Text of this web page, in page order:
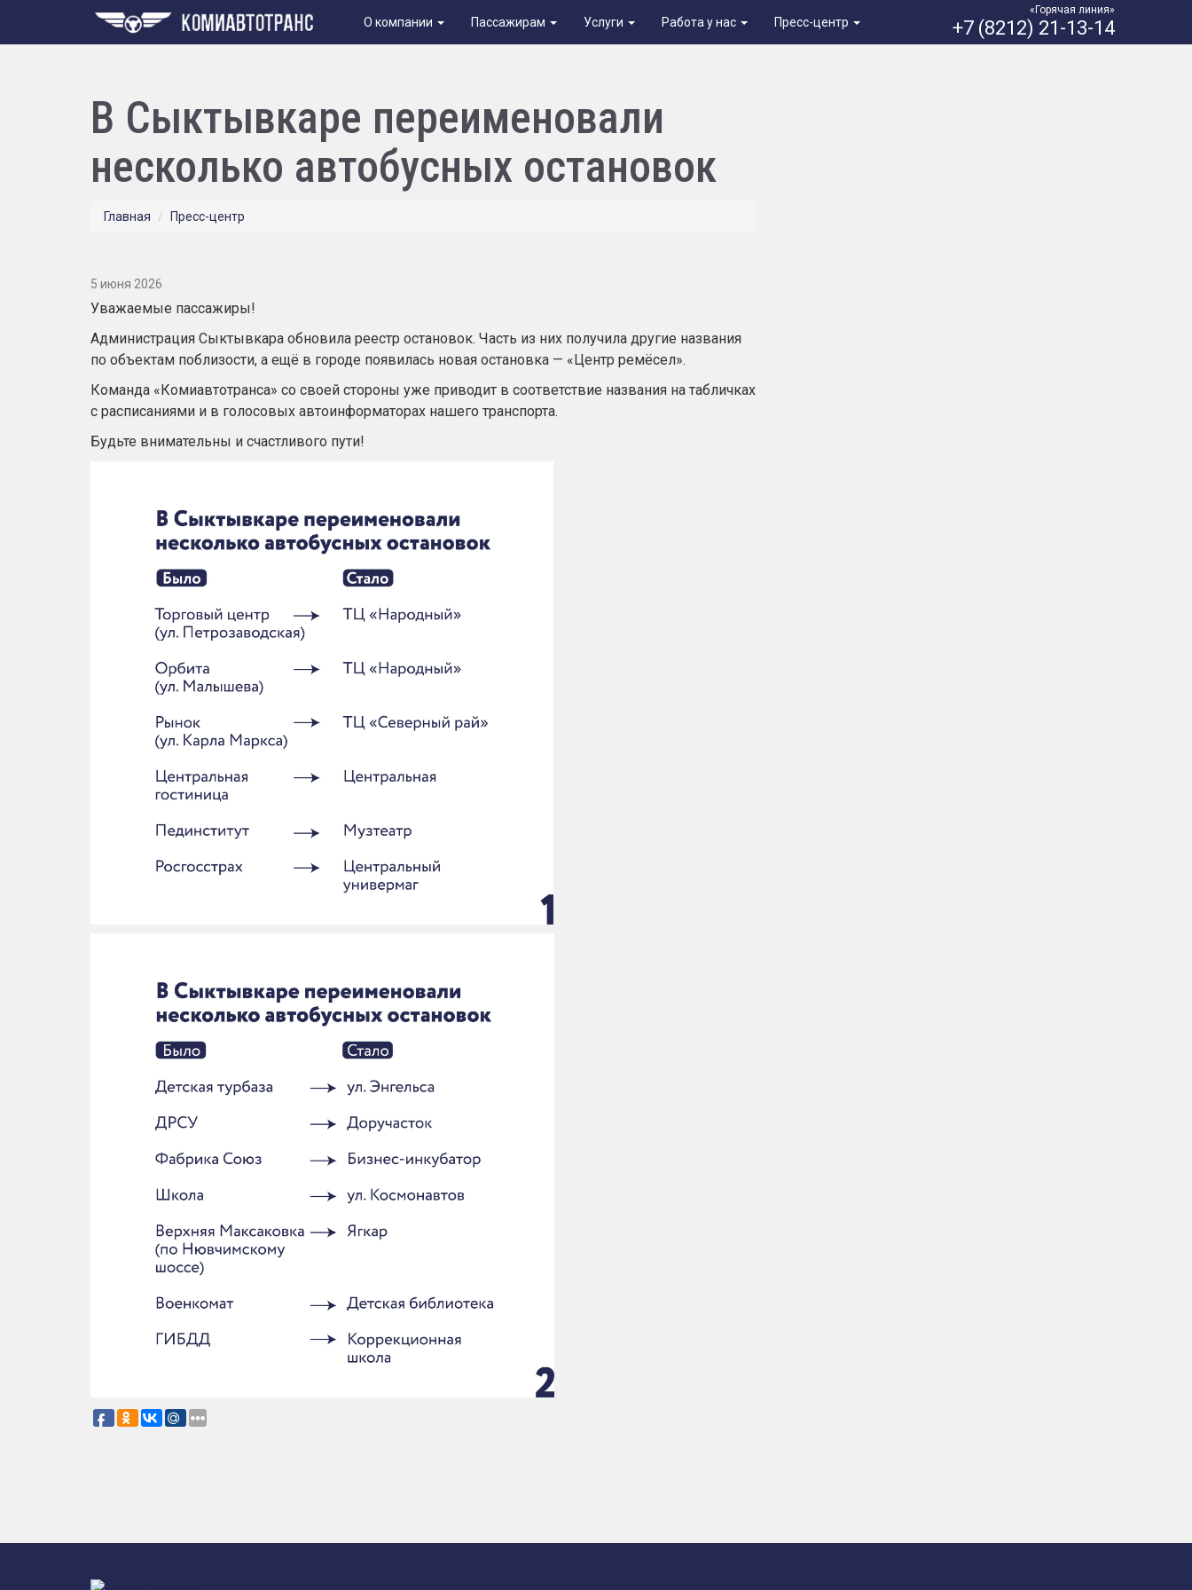
О компании Пассажирам Услуги Работа у нас Пресс-центр
«Горячая линия»
+7 (8212) 21-13-14
В Сыктывкаре переименовали
несколько автобусных остановок
Главная Пресс-центр
5 июня 2026
Уважаемые пассажиры!
Администрация Сыктывкара обновила реестр остановок. Часть из них получила другие названия
по объектам поблизости, а ещё в городе появилась новая остановка — «Центр ремёсел».
Команда «Комиавтотранса» со своей стороны уже приводит в соответствие названия на табличках
с расписаниями и в голосовых автоинформаторах нашего транспорта.
Будьте внимательны и счастливого пути!